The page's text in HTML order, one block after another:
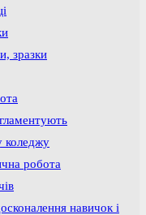
зразки
коледжу
робота
навичок і